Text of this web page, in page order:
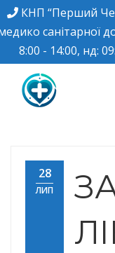
КНП “Перший
санітарної
8:00 - 14:00, нд:
28
ЛИП